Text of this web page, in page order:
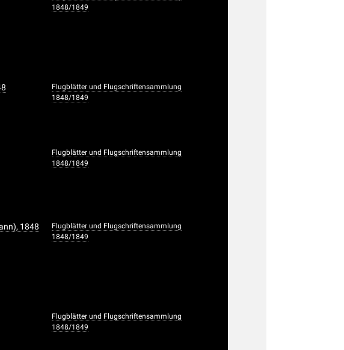
1848/1849
Flugblätter und Flugschriftensammlung
1848/1849
Flugblätter und Flugschriftensammlung
1848/1849
1848
Flugblätter und Flugschriftensammlung
1848/1849
Flugblätter und Flugschriftensammlung
1848/1849